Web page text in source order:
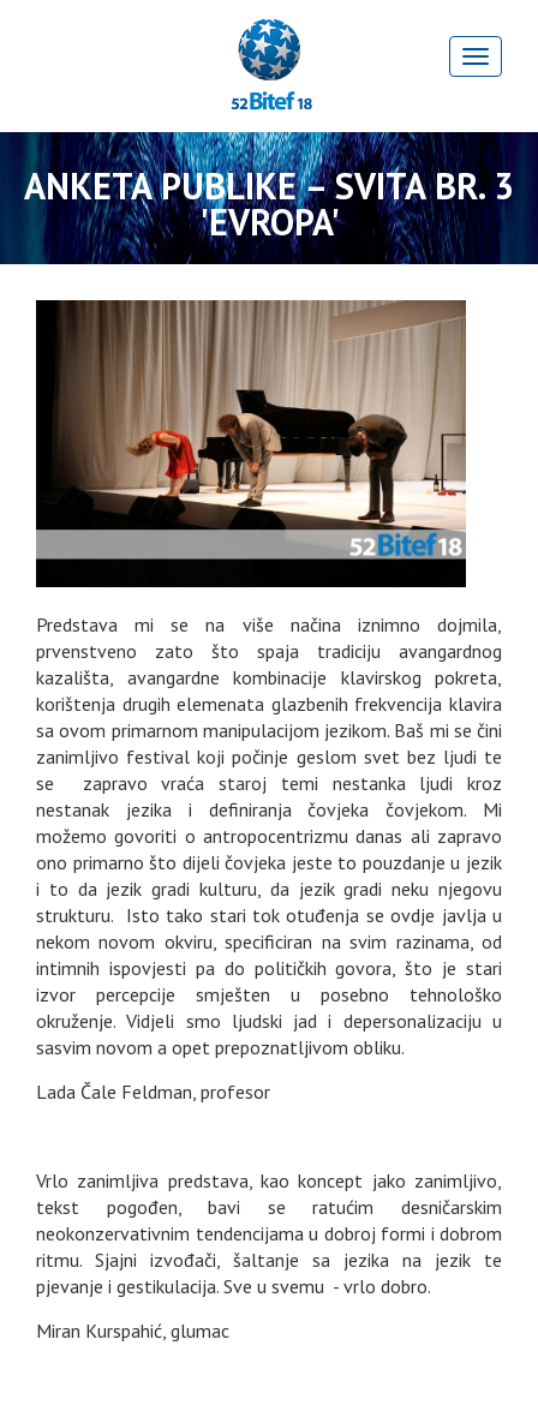
ANKETA PUBLIKE – SVITA BR. 3
'EVROPA'
Predstava mi se na više načina iznimno dojmila,
prvenstveno zato što spaja tradiciju avangardnog
kazališta, avangardne kombinacije klavirskog pokreta,
korištenja drugih elemenata glazbenih frekvencija klavira
sa ovom primarnom manipulacijom jezikom. Baš mi se čini
zanimljivo festival koji počinje geslom svet bez ljudi te
se zapravo vraća staroj temi nestanka ljudi kroz
nestanak jezika i definiranja čovjeka čovjekom. Mi
možemo govoriti o antropocentrizmu danas ali zapravo
ono primarno što dijeli čovjeka jeste to pouzdanje u jezik
i to da jezik gradi kulturu, da jezik gradi neku njegovu
strukturu. Isto tako stari tok otuđenja se ovdje javlja u
nekom novom okviru, specificiran na svim razinama, od
intimnih ispovjesti pa do političkih govora, što je stari
izvor percepcije smješten u posebno tehnološko
okruženje. Vidjeli smo ljudski jad i depersonalizaciju u
sasvim novom a opet prepoznatljivom obliku.
Lada Čale Feldman, profesor
Vrlo zanimljiva predstava, kao koncept jako zanimljivo,
tekst pogođen, bavi se ratućim desničarskim
neokonzervativnim tendencijama u dobroj formi i dobrom
ritmu. Sjajni izvođači, šaltanje sa jezika na jezik te
pjevanje i gestikulacija. Sve u svemu - vrlo dobro.
Miran Kurspahić, glumac